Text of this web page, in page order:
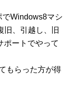
Windows8マシ
旧、引越し、旧
ポートでやって
もらった方が得